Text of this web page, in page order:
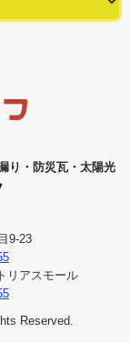
り・防災瓦・太陽光
9-23
リアスモール
Reserved.